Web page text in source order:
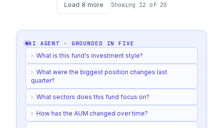
Load 8 more Showing 12 of 20
AI AGENT · GROUNDED INFIVE
› What is this fund's investment style?
› What were the biggest position changes last
quarter?
› What sectors does this fund focus on?
› How has the AUM changed over time?